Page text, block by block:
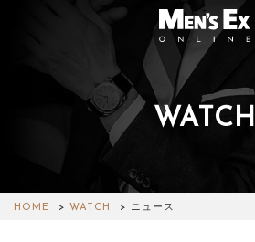
WATCH
HOME WATCH ニュース
WATCH